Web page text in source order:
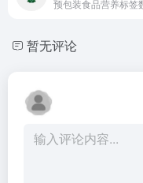
暂无评论